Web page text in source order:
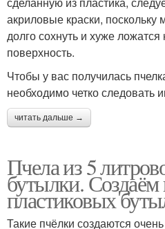
акриловые краски, поскольку
долго сохнуть и хуже
поверхность.
Чтобы у вас получилась
необходимо четко следовать
читать дальше →
Пчела из 5
бутылки. Создаём
пластиковых
Такие пчёлки создаются